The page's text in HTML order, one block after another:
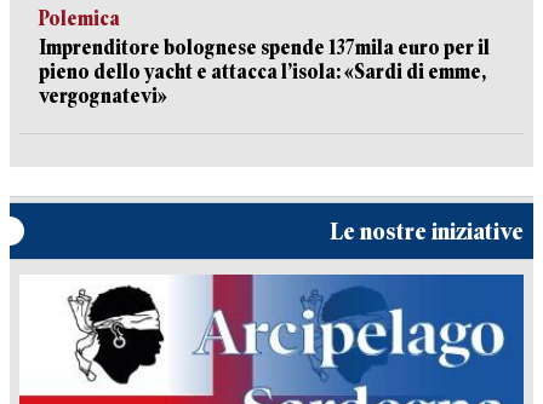
Polemica
Imprenditore bolognese spende 137mila euro per il
pieno dello yacht e attacca l’isola: «Sardi di emme,
vergognatevi»
Le nostre iniziative